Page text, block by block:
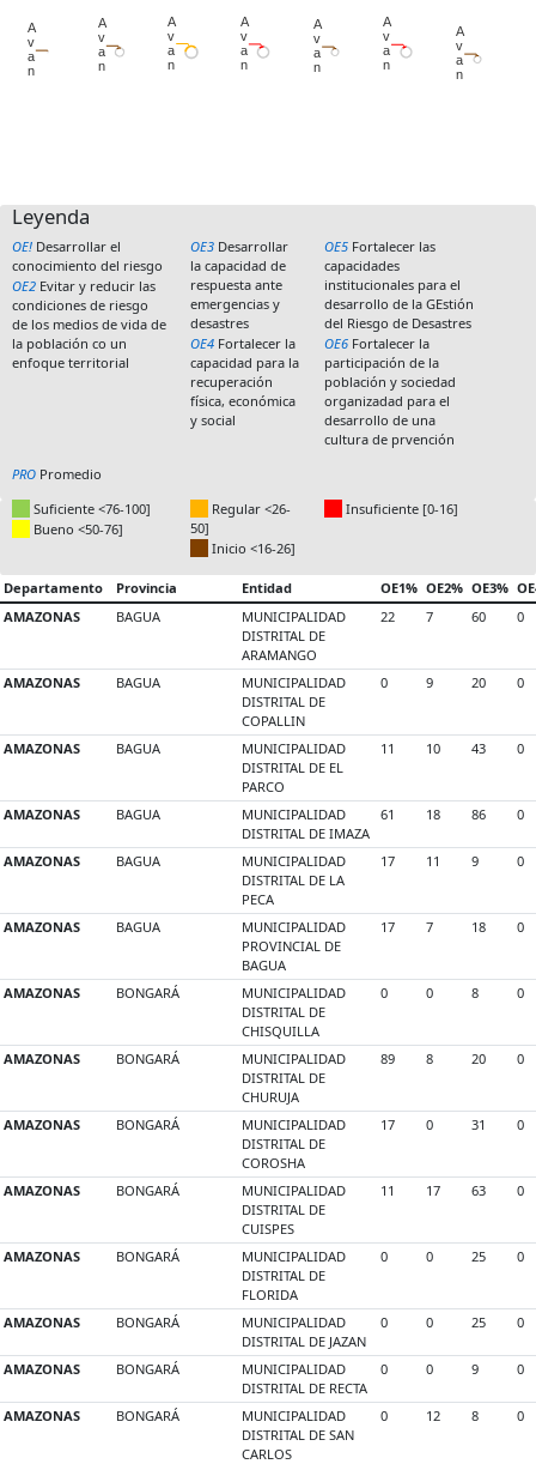
CanvasJS.com
Leyenda
OE! Desarrollar el
conocimiento del riesgo
OE2 Evitar y reducir las
condiciones de riesgo
de los medios de vida de
la población co un
enfoque territorial
OE3 Desarrollar
la capacidad de
respuesta ante
emergencias y
desastres
OE4 Fortalecer la
capacidad para la
recuperación
física, económica
y social
OE5 Fortalecer las
capacidades
institucionales para el
desarrollo de la GEstión
del Riesgo de Desastres
OE6 Fortalecer la
participación de la
población y sociedad
organizadad para el
desarrollo de una
cultura de prvención
PRO Promedio
Suficiente <76-100]
Bueno <50-76]
Regular <26-
50]
Inicio <16-26]
Insuficiente [0-16]
Departamento Provincia Entidad OE1% OE2% OE3%
AMAZONAS
BAGUA
MUNICIPALIDAD
DISTRITAL DE
ARAMANGO
22 7 60 0
AMAZONAS BAGUA
MUNICIPALIDAD
DISTRITAL DE
COPALLIN
0 9 20 0
AMAZONAS BAGUA
MUNICIPALIDAD
DISTRITAL DE EL
PARCO
11 10 43 0
AMAZONAS BAGUA
MUNICIPALIDAD
DISTRITAL DE IMAZA
61 18 86 0
AMAZONAS BAGUA
MUNICIPALIDAD
DISTRITAL DE LA
PECA
17 11 9 0
AMAZONAS BAGUA
MUNICIPALIDAD
PROVINCIAL DE
BAGUA
17 7 18 0
AMAZONAS BONGARÁ
MUNICIPALIDAD
DISTRITAL DE
CHISQUILLA
0 0 8 0
AMAZONAS BONGARÁ
MUNICIPALIDAD
DISTRITAL DE
CHURUJA
89 8 20 0
AMAZONAS BONGARÁ
MUNICIPALIDAD
DISTRITAL DE
COROSHA
17 0 31 0
AMAZONAS BONGARÁ
MUNICIPALIDAD
DISTRITAL DE
CUISPES
11 17 63 0
AMAZONAS BONGARÁ
MUNICIPALIDAD
DISTRITAL DE
FLORIDA
0 0 25 0
AMAZONAS BONGARÁ
MUNICIPALIDAD
DISTRITAL DE JAZAN
0 0 25 0
AMAZONAS BONGARÁ
MUNICIPALIDAD
DISTRITAL DE RECTA
0 0 9 0
AMAZONAS BONGARÁ
MUNICIPALIDAD
DISTRITAL DE SAN
CARLOS
0 12 8 0